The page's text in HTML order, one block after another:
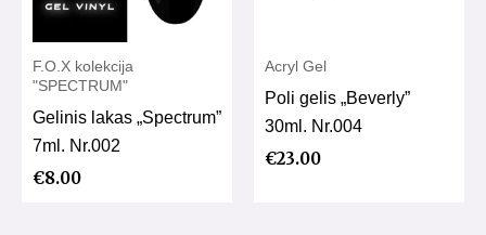
F.O.X kolekcija
"SPECTRUM"
Gelinis lakas „Spectrum”
7ml. Nr.002
€8.00
Acryl Gel
Poli gelis „Beverly”
30ml. Nr.004
€23.00